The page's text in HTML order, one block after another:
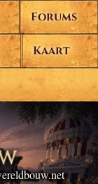
Forums
Kaart